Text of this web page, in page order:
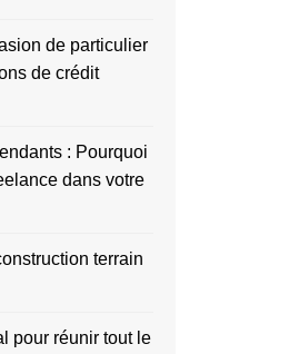
de particulier
de crédit
: Pourquoi
dans votre
terrain
pour réunir tout le